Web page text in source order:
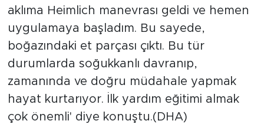
aklıma Heimlich manevrası geldi ve hemen
uygulamaya başladım. Bu sayede,
boğazındaki et parçası çıktı. Bu tür
durumlarda soğukkanlı davranıp,
zamanında ve doğru müdahale yapmak
hayat kurtarıyor. İlk yardım eğitimi almak
çok önemli' diye konuştu.(DHA)